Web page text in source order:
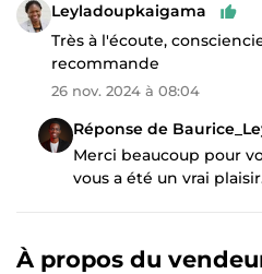
Leyladoupkaigama
Très à l'écoute,
recommande
26 nov. 2024 à 08:04
Réponse de
Merci beaucoup pour
vous a été un vrai
À propos du